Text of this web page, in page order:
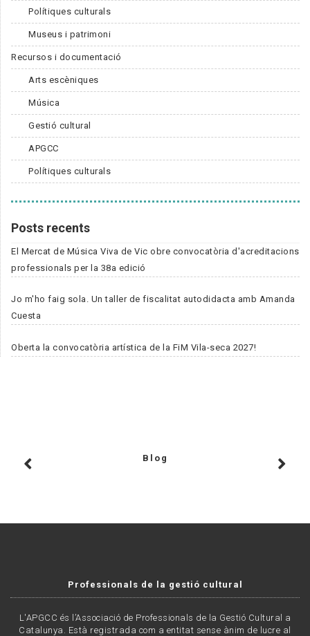
Polítiques culturals
Museus i patrimoni
Recursos i documentació
Arts escèniques
Música
Gestió cultural
APGCC
Polítiques culturals
Posts recents
El Mercat de Música Viva de Vic obre convocatòria d'acreditacions
professionals per la 38a edició
Jo m'ho faig sola. Un taller de fiscalitat autodidacta amb Amanda
Cuesta
Oberta la convocatòria artística de la FiM Vila-seca 2027!
Blog
Professionals de la gestió cultural
L'APGCC és l’Associació de Professionals de la Gestió Cultural a
Catalunya. Està registrada com a entitat sense ànim de lucre al